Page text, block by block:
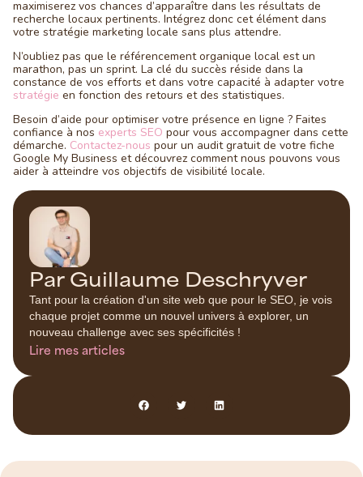
maximiserez vos chances d’apparaître dans les résultats de
recherche locaux pertinents. Intégrez donc cet élément dans
votre stratégie marketing locale sans plus attendre.
N’oubliez pas que le référencement organique local est un
marathon, pas un sprint. La clé du succès réside dans la
constance de vos efforts et dans votre capacité à adapter votre
stratégie en fonction des retours et des statistiques.
Besoin d’aide pour optimiser votre présence en ligne ? Faites
confiance à nos experts SEO pour vous accompagner dans cette
démarche. Contactez-nous pour un audit gratuit de votre fiche
Google My Business et découvrez comment nous pouvons vous
aider à atteindre vos objectifs de visibilité locale.
Par Guillaume Deschryver
Tant pour la création d'un site web que pour le SEO, je vois
chaque projet comme un nouvel univers à explorer, un
nouveau challenge avec ses spécificités !
Lire mes articles